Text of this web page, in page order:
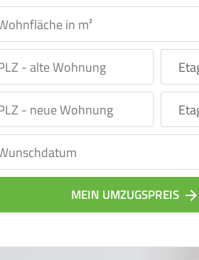
MEIN UMZUGSPREIS arrow_forward